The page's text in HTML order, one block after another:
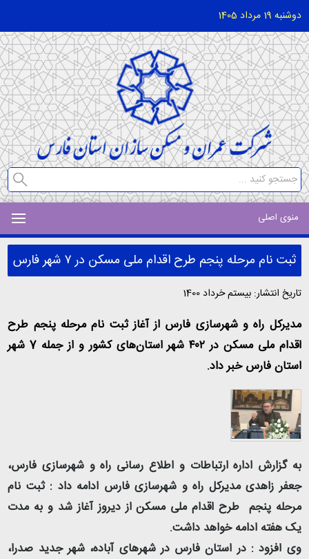
دوشنبه 19 مرداد 1405
منوی اصلی
ثبت نام مرحله پنجم طرح اقدام ملی مسکن در ٧ شهر فارس
تاریخ انتشار: بیستم خرداد 1400
مدیرکل راه و شهرسازی فارس از آغاز ثبت نام مرحله پنجم طرح
اقدام ملی مسکن در ٢ ۴۰شهر استان‌های کشور و از جمله 7شهر
استان فارس خبر داد.
به گزارش اداره ارتباطات و اطلاع رسانی راه و شهرسازی فارس،
جعفر زاهدی مدیرکل راه و شهرسازی فارس ادامه داد : ثبت نام
مرحله پنجم طرح اقدام ملی مسکن از دیروز آغاز شد و به مدت
یک هفته ادامه خواهد داشت.
وی افزود : در استان فارس در شهرهای آباده، شهر جدید صدرا،